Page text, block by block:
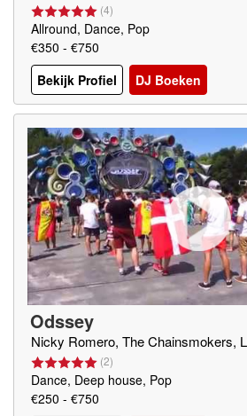
(4)
Allround, Dance, Pop
€350 - €750
Bekijk Profiel
DJ Boeken
Odssey
Nicky Romero, The Chainsmokers,
(2)
Dance, Deep house, Pop
€250 - €750